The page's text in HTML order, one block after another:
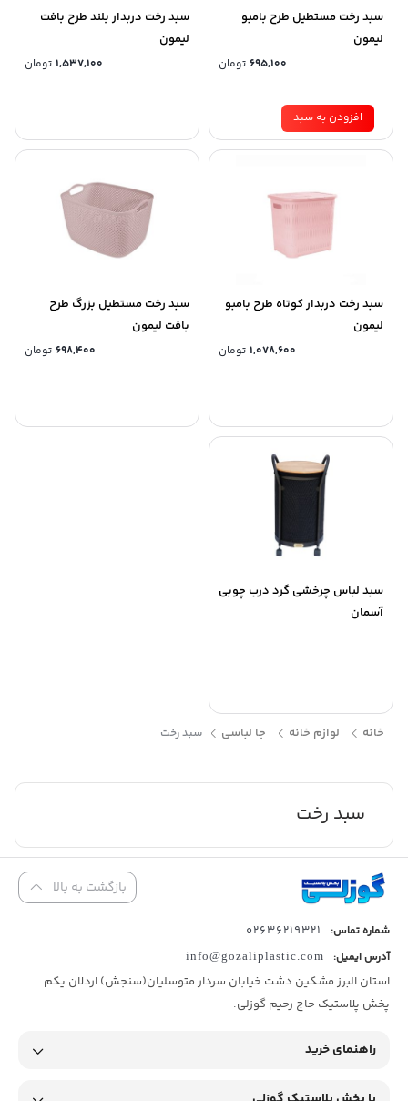
سبد رخت مستطیل طرح بامبو
لیمون
تومان
افزودن به سبد
سبد رخت دربدار بلند طرح بافت
لیمون
تومان
سبد رخت دربدار کوتاه طرح بامبو
لیمون
تومان
سبد رخت مستطیل بزرگ طرح
بافت لیمون
تومان
سبد لباس چرخشی گرد درب چوبی
آسمان
خانه لوازم خانه جا لباسی سبد رخت
سبد رخت
بازگشت به بالا
شماره تماس: 02636219321
آدرس ایمیل: info@gozaliplastic.com
استان البرز مشکین دشت خیابان سردار متوسلیان(سنجش) اردلان یکم
پخش پلاستیک حاج رحیم گوزلی.
راهنمای خرید